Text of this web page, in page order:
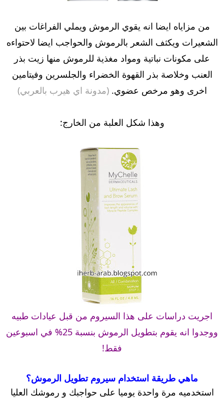
من مزاياه ايضا انه يقوي الرموش ويملي الفراغات بين
الشعيرات ويكثف الشعر بالرموش والحواجب ايضا لاحتواءه
على مكونات نباتية ومواد مغذية للرموش منها زيت بذر
العنب وخلاصة بذر القهوة الخضراء والجلسرين وفيتامين
اخرى وهو مرخص عضوي.(مدونة اي هيرب بالعربي)
وهذا شكل العلبة من الخارج:
اجريت دراسات على هذا السيروم من قبل عيادات طبيه
ووجدوا انه يقوم بتطويل الرموش بنسبة 25% في اسبوعين
فقط!
ماهي طريقة استخدام سيروم تطويل الرموش؟
استخدميه مرة واحدة يوميا على حواجبك و رموشك العليا